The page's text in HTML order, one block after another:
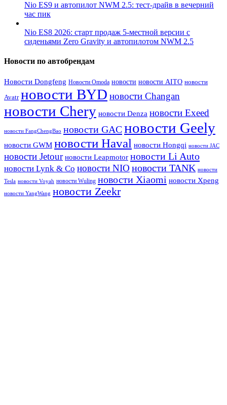
Nio ES9 и автопилот NWM 2.5: тест-драйв в вечерний
час пик
Nio ES8 2026: старт продаж 5-местной версии с
сиденьями Zero Gravity и автопилотом NWM 2.5
Новости по автобрендам
Новости Dongfeng Новости Omoda новости новости AITO новости
Avatr новости BYD новости Changan
новости Chery новости Denza новости Exeed
новости FangChengBao новости GACновости Geely
новости GWM новости Haval новости Hongqi новости JAC
новости Jetour новости Leapmotor новости Li Auto
новости Lynk & Co новости NIO новости TANK новости
Tesla новости Voyah новости Wuling новости Xiaomi новости Xpeng
новости YangWang новости Zeekr